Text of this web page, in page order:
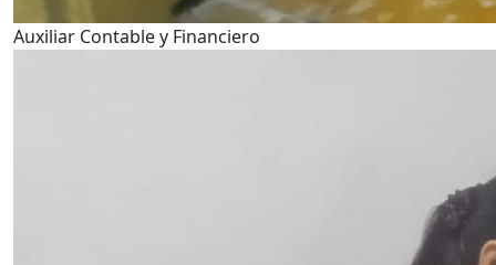
Auxiliar Contable y Financiero